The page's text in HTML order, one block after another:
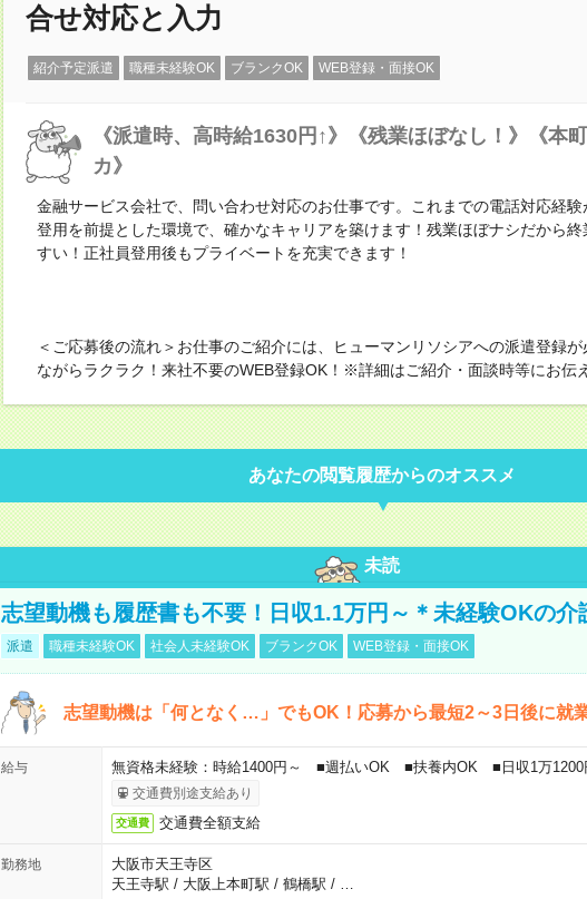
合せ対応と入力
紹介予定派遣 職種未経験OK ブランクOK WEB登録・面接OK
《派遣時、高時給1630円↑》《残業ほぼなし！》《本
カ》
金融サービス会社で、問い合わせ対応のお仕事です。これまでの電話対応経験
登用を前提とした環境で、確かなキャリアを築けます！残業ほぼナシだから
すい！正社員登用後もプライベートを充実できます！
＜ご応募後の流れ＞お仕事のご紹介には、ヒューマンリソシアへの派遣登録
ながらラクラク！来社不要のWEB登録OK！※詳細はご紹介・面談時等にお伝
あなたの閲覧履歴からのオススメ
未読
志望動機も履歴書も不要！日収1.1万円～＊未経験OKの介
派遣 職種未経験OK 社会人未経験OK ブランクOK WEB登録・面接OK
志望動機は「何となく…」でもOK！応募から最短2～3日後に就
給与 無資格未経験：時給1400円～ ■週払いOK ■扶養内OK ■日収1万1200
交通費別途支給あり
交通費 交通費全額支給
勤務地
大阪市天王寺区
天王寺駅 / 大阪上本町駅 / 鶴橋駅 /